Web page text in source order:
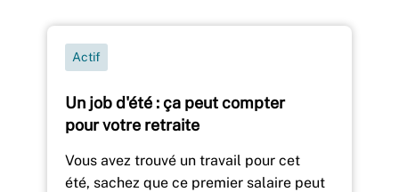
Un job d'été : ça peut compter
pour votre retraite
Actif
Vous avez trouvé un travail pour cet
été, sachez que ce premier salaire peut